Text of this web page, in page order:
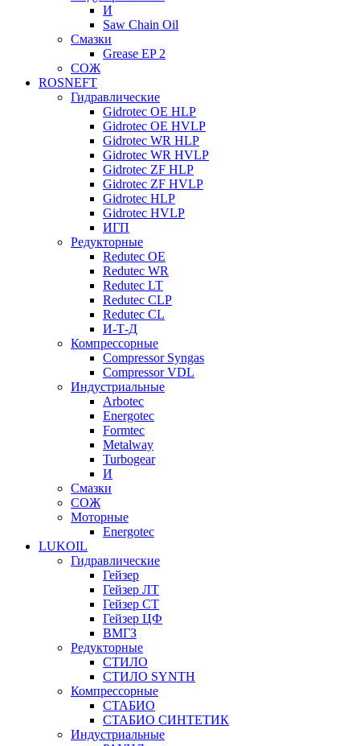
И
Saw Chain Oil
Смазки
Grease EP 2
СОЖ
ROSNEFT
Гидравлические
Gidrotec OE HLP
Gidrotec OE HVLP
Gidrotec WR HLP
Gidrotec WR HVLP
Gidrotec ZF HLP
Gidrotec ZF HVLP
Gidrotec HLP
Gidrotec HVLP
ИГП
Редукторные
Redutec OE
Redutec WR
Redutec LT
Redutec CLP
Redutec CL
И-Т-Д
Компрессорные
Compressor Syngas
Compressor VDL
Индустриальные
Arbotec
Energotec
Formtec
Metalway
Turbogear
И
Смазки
СОЖ
Моторные
Energotec
LUKOIL
Гидравлические
Гейзер
Гейзер ЛТ
Гейзер СТ
Гейзер ЦФ
ВМГЗ
Редукторные
СТИЛО
СТИЛО SYNTH
Компрессорные
СТАБИО
СТАБИО СИНТЕТИК
Индустриальные